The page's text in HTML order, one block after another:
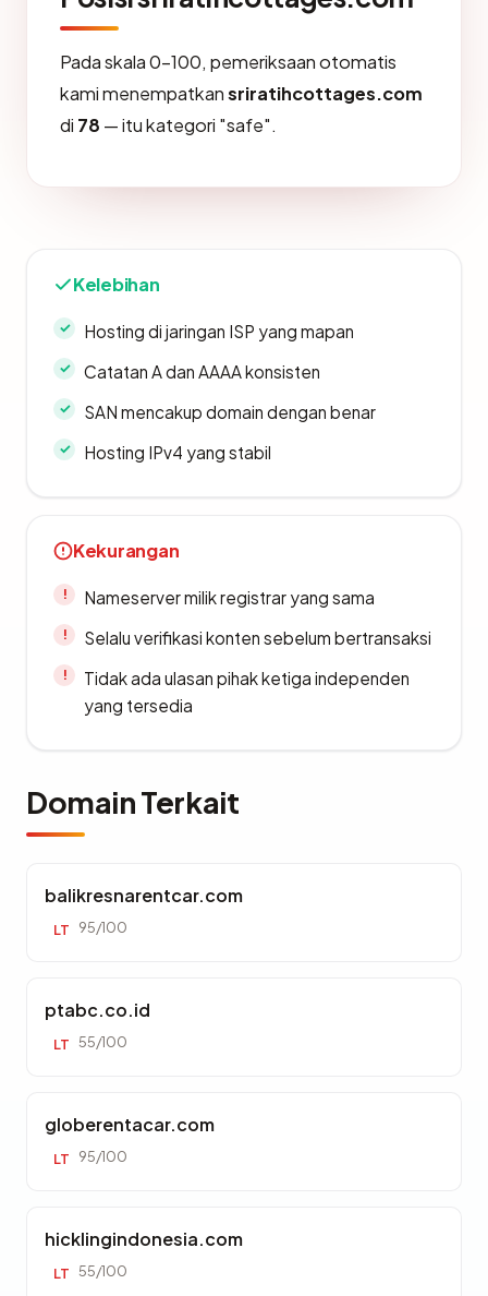
Pada skala 0-100, pemeriksaan otomatis
kami menempatkansriratihcottages.com
di 78 — itu kategori "safe".
Kelebihan
Hosting di jaringan ISP yang mapan
Catatan A dan AAAA konsisten
SAN mencakup domain dengan benar
Hosting IPv4 yang stabil
Kekurangan
Nameserver milik registrar yang sama
Selalu verifikasi konten sebelum bertransaksi
Tidak ada ulasan pihak ketiga independen
yang tersedia
Domain Terkait
balikresnarentcar.com
LT 95/100
ptabc.co.id
LT 55/100
globerentacar.com
LT 95/100
hicklingindonesia.com
LT 55/100